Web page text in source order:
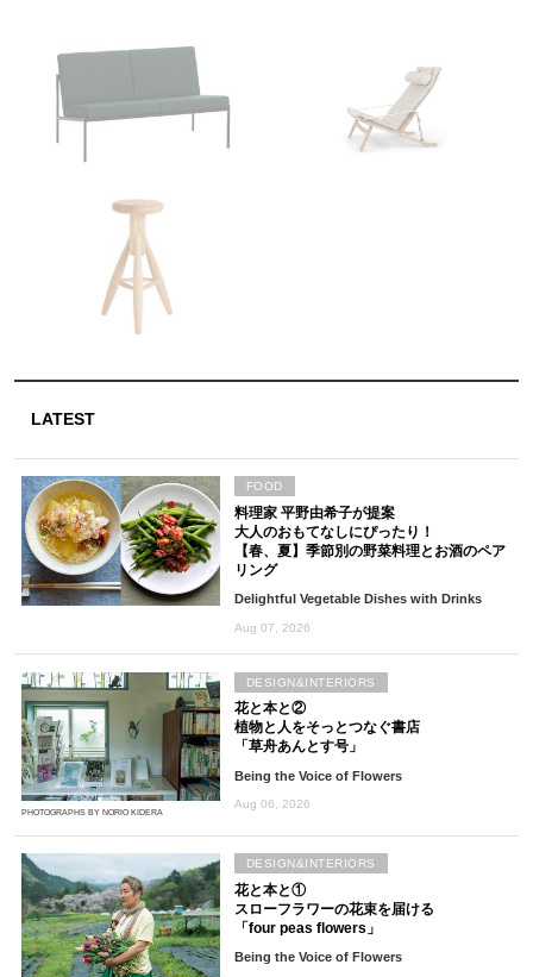
LATEST
料理家 平野由希子が提案
大人のおもてなしにぴったり！
【春、夏】季節別の野菜料理とお酒のペア
リング
Delightful Vegetable Dishes with Drinks
Aug 07, 2026
FOOD
PHOTOGRAPHS BY NORIO KIDERA
花と本と②
植物と人をそっとつなぐ書店
「草舟あんとす号」
Being the Voice of Flowers
Aug 06, 2026
DESIGN&INTERIORS
花と本と①
スローフラワーの花束を届ける
「four peas flowers」
Being the Voice of Flowers
DESIGN&INTERIORS